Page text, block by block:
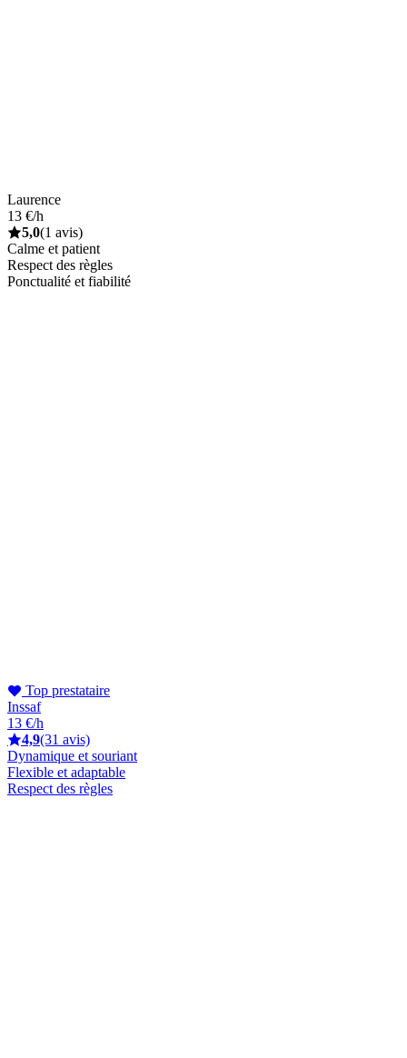
Laurence
13 €/h
5,0(1 avis)
Calme et patient
Respect des règles
Ponctualité et fiabilité
Top prestataire
Inssaf
13 €/h
4,9(31 avis)
Dynamique et souriant
Flexible et adaptable
Respect des règles